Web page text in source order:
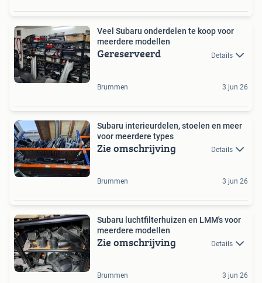
Veel Subaru onderdelen te koop voor
meerdere modellen
Gereserveerd Details
Brummen 3 jun 26
Subaru interieurdelen, stoelen en meer
voor meerdere types
Zie omschrijving Details
Brummen 3 jun 26
Subaru luchtfilterhuizen en LMM's voor
meerdere modellen
Zie omschrijving Details
Brummen 3 jun 26